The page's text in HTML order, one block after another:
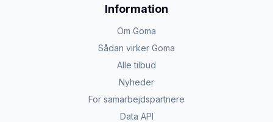
Information
Om Goma
Sådan virker Goma
Alle tilbud
Nyheder
For samarbejdspartnere
Data API